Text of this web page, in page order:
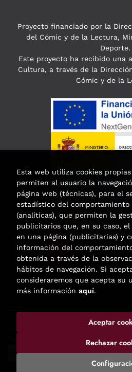
Proyecto financiado por la
del Cómic y de la Lectura,
Deporte.
Este proyecto ha recibido una
Cultura, a través de la
Cómic y de la
Esta actividad
para la
la
. Todos
Esta web utiliza cookies
permiten al usuario la
página web (técnicas), para el
estadístico del comportamiento
(analíticas), que permiten la
publicitarios que, en su caso,
en una página (publicitarias) y
información del
obtenida a través de la
hábitos de navegación. Si
consideraremos que acepta su
más información aquí.
Rechazar
Aceptar